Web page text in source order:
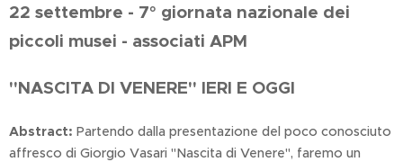
22 settembre - 7° giornata nazionale dei
piccoli musei - associati APM
"NASCITA DI VENERE" IERI E OGGI
Abstract: Partendo dalla presentazione del poco conosciuto
affresco di Giorgio Vasari "Nascita di Venere", faremo un